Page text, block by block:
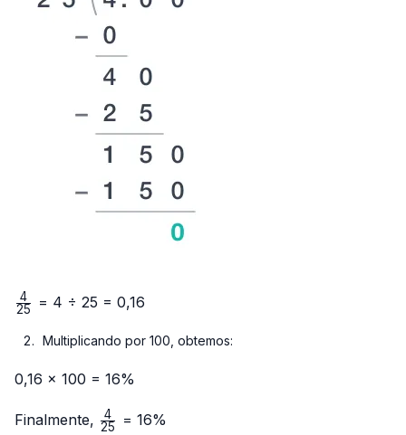
\frac{4}
25
4 = 4 ÷ 25 = 0,16
Multiplicando por 100, obtemos:
0,16 × 100 = 16%
Finalmente, \frac{4}
25
4 = 16%